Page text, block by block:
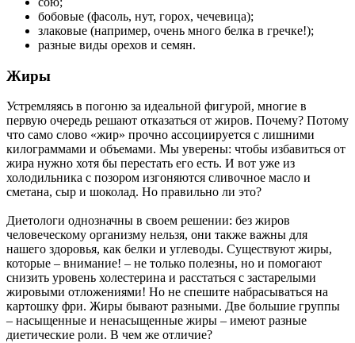
бобовые (фасоль, нут, горох, чечевица);
злаковые (например, очень много белка в гречке!);
разные виды орехов и семян.
Жиры
Устремляясь в погоню за идеальной фигурой, многие в
первую очередь решают отказаться от жиров. Почему? Потому
что само слово «жир» прочно ассоциируется с лишними
килограммами и объемами. Мы уверены: чтобы избавиться от
жира нужно хотя бы перестать его есть. И вот уже из
холодильника с позором изгоняются сливочное масло и
сметана, сыр и шоколад. Но правильно ли это?
Диетологи однозначны в своем решении: без жиров
человеческому организму нельзя, они также важны для
нашего здоровья, как белки и углеводы. Существуют жиры,
которые – внимание! – не только полезны, но и помогают
снизить уровень холестерина и расстаться с застарелыми
жировыми отложениями! Но не спешите набрасываться на
картошку фри. Жиры бывают разными. Две большие группы
– насыщенные и ненасыщенные жиры – имеют разные
диетические роли. В чем же отличие?